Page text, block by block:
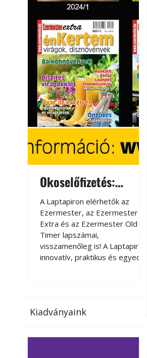
Okoselőfizetés:
Ezermester Extra
A Laptapiron elérhetők az
Ezermester, az Ezermester
Extra és az Ezermester Old
Timer lapszámai,
visszamenőleg is! A Laptapir új,
innovatív, praktikus és egyedi
az otthonában, útközben vagy
elérhetők lapszámaink. Bárhol,
Kiadványaink